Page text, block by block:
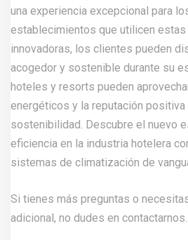
una experiencia excepcional para
establecimientos que utilicen
innovadoras, los clientes pueden
acogedor y sostenible durante su
hoteles y resorts pueden
energéticos y la reputación positiva
sostenibilidad. Descubre el nuevo
eficiencia en la industria hotelera
sistemas de climatización de
Si tienes más preguntas o
adicional, no dudes en contactarnos.